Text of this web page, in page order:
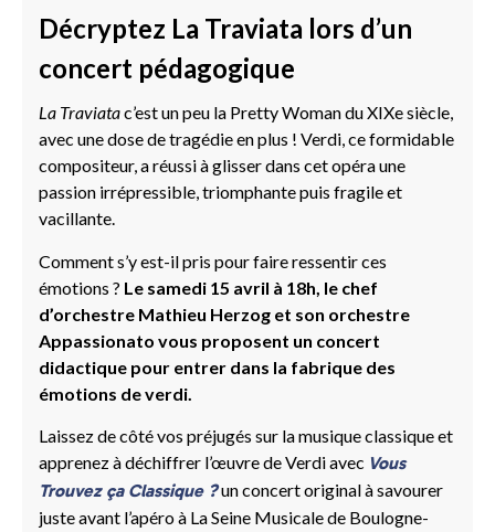
Décryptez La Traviata lors d’un
concert pédagogique
La Traviatac’est un peu la Pretty Woman du XIXe siècle,
avec une dose de tragédie en plus ! Verdi, ce formidable
compositeur, a réussi à glisser dans cet opéra une
passion irrépressible, triomphante puis fragile et
vacillante.
Comment s’y est-il pris pour faire ressentir ces
émotions ? Le samedi 15 avril à 18h, le chef
d’orchestre Mathieu Herzog et son orchestre
Appassionato vous proposent un concert
didactique pour entrer dans la fabrique des
émotions de verdi.
Laissez de côté vos préjugés sur la musique classique et
apprenez à déchiffrer l’œuvre de Verdi avec Vous
Trouvez ça Classique ?un concert original à savourer
juste avant l’apéro à La Seine Musicale de Boulogne-